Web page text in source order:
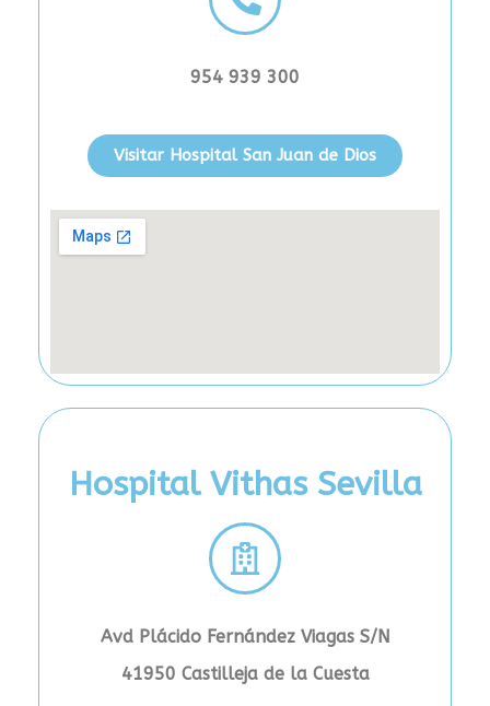
954 939 300
Visitar Hospital San Juan de Dios
Hospital Vithas Sevilla
Avd Plácido Fernández Viagas S/N
41950 Castilleja de la Cuesta